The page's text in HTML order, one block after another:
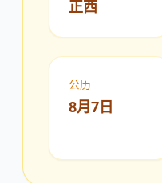
正西
公历
8月7日